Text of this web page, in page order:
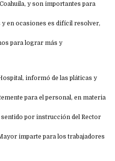
y son importantes para
y en ocasiones es difícil resolver,
para lograr más y
informó de las pláticas y
para el personal, en materia
sentido por instrucción del Rector
imparte para los trabajadores